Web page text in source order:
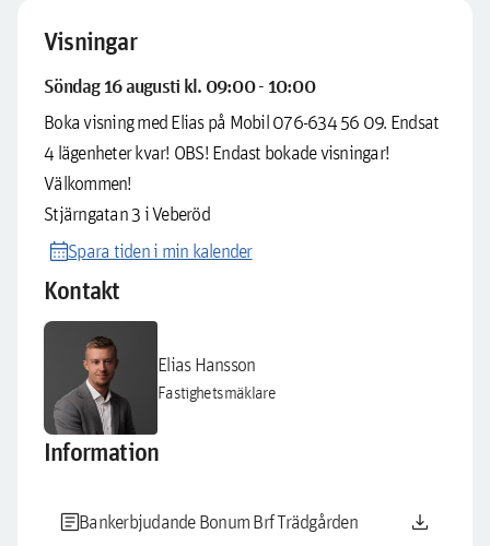
Visningar
Söndag 16 augusti kl. 09:00 - 10:00
Boka visning med Elias på Mobil 076-634 56 09. Endsat
4 lägenheter kvar! OBS! Endast bokade visningar!
Välkommen!
Stjärngatan 3 i Veberöd
calendar_monthSpara tiden i min kalender
Kontakt
Elias Hansson
Fastighetsmäklare
Information
articleBankerbjudande Bonum Brf Trädgården download